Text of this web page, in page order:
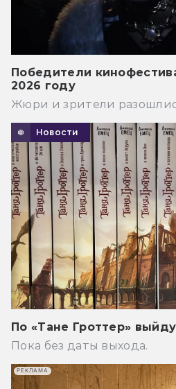
Победители
2026 году
Жюри и зрители
Новости
По «Тане Гроттер»
Пока без даты выхода.
РЕКЛАМА